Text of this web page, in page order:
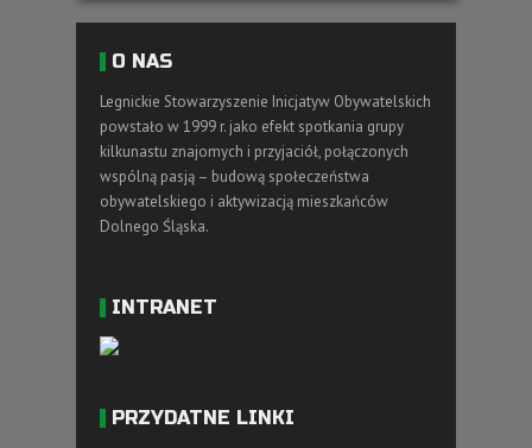
O NAS
Legnickie Stowarzyszenie Inicjatyw Obywatelskich
powstało w 1999 r. jako efekt spotkania grupy
kilkunastu znajomych i przyjaciół, połączonych
wspólną pasją – budową społeczeństwa
obywatelskiego i aktywizacją mieszkańców
Dolnego Śląska.
INTRANET
PRZYDATNE LINKI